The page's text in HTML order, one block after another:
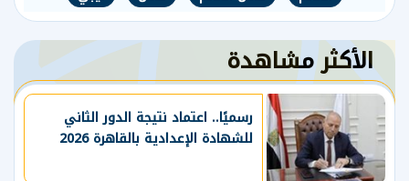
الأكثر مشاهدة
رسميًا.. اعتماد نتيجة الدور الثاني
للشهادة الإعدادية بالقاهرة 2026